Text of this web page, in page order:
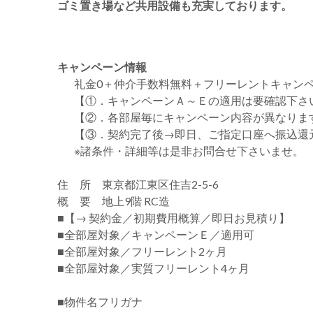
ゴミ置き場など共用設備も充実しております。
キャンペーン情報
礼金0 ＋仲介手数料無料 ＋ フリーレント キャン
【①．キャンペーンＡ～Ｅの適用は要確認下さ
【②．各部屋毎にキャンペーン内容が異なりま
【③．契約完了後→即日、ご指定口座へ振込還
※諸条件・詳細等は是非お問合せ下さいませ。
住 所 東京都江東区住吉2-5-6
概 要 地上9階 RC造
■【→ 契約金／初期費用概算／即日お見積り】
■全部屋対象／キャンペーンＥ／適用可
■全部屋対象／フリーレント2ヶ月
■全部屋対象／実質フリーレント4ヶ月
■物件名フリガナ